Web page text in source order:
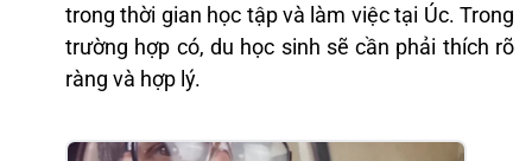
trong thời gian học tập và làm việc tại Úc. Trong
trường hợp có, du học sinh sẽ cần phải thích rõ
ràng và hợp lý.